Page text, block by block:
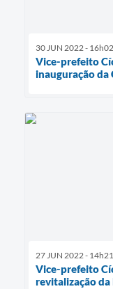
30 JUN 2022 - 16h02
Vice-prefeito
inauguração da
27 JUN 2022 - 14h21
Vice-prefeito
revitalização da